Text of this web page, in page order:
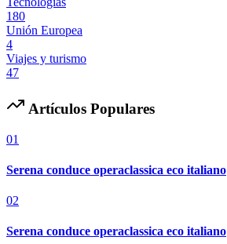
180
Unión Europea
4
Viajes y turismo
47
Artículos Populares
01
Serena conduce operaclassica eco italiano
02
Serena conduce operaclassica eco italiano